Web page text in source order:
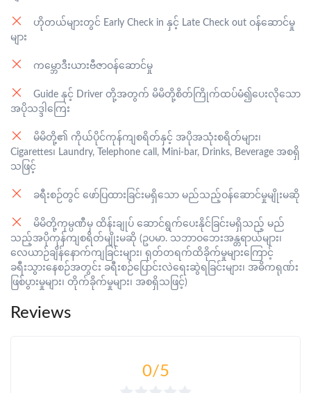
ဟိုတယ်များတွင် Early Check in နှင့် Late Check out ဝန်ဆောင်မှု
များ
ကမ္ဘောဒီးယားဗီဇာဝန်ဆောင်မှု
Guide နှင့် Driver တို့အတွက် မိမိတို့စိတ်ကြိုက်ထပ်မံ၍ပေးလိုသော
အပိုသဒ္ဒါကြေး
မိမိတို့၏ ကိုယ်ပိုင်ကုန်ကျစရိတ်နှင့် အပိုအသုံးစရိတ်များ၊
Cigarettes၊ Laundry, Telephone call, Mini-bar, Drinks, Beverage အစရှိ
သဖြင့်
ခရီးစဉ်တွင် ဖော်ပြထားခြင်းမရှိသော မည်သည့်ဝန်ဆောင်မှုမျိုးမဆို
မိမိတို့ကုမ္ပဏီမှ ထိန်းချုပ် ဆောင်ရွက်ပေးနိုင်ခြင်းမရှိသည့် မည်
သည့်အပိုကုန်ကျစရိတ်မျိုးမဆို (ဥပမာ. သဘာဝဘေးအန္တရာယ်များ၊
လေယာဉ်ချိန်နောက်ကျခြင်းများ၊ ရုတ်တရက်ထိခိုက်မှုများကြောင့်
ခရီးသွားနေစဉ်အတွင်း ခရီးစဉ်ပြောင်းလဲရေးဆွဲရခြင်းများ၊ အဓိကရုဏ်း
ဖြစ်ပွားမှုများ၊ တိုက်ခိုက်မှုများ၊ အစရှိသဖြင့်)
Reviews
0/5